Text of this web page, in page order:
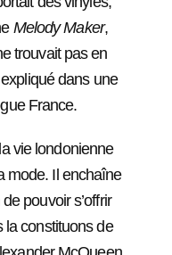
Melody Maker,
trouvait pas en
expliqué dans une
France.
vie londonienne
mode. Il enchaîne
pouvoir s’offrir
la constituons de